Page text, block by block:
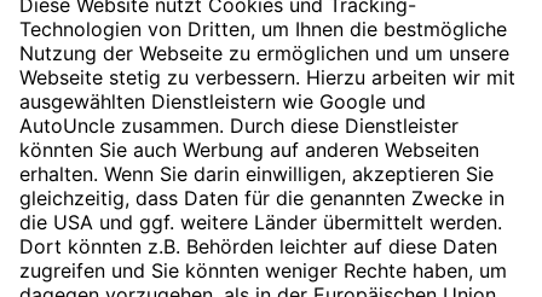
E-Mail Adresse
Meine Mitteilung
Ich habe dieDatenschutzhinweisegelesen und
akzeptiert.
Absenden
Nach oben